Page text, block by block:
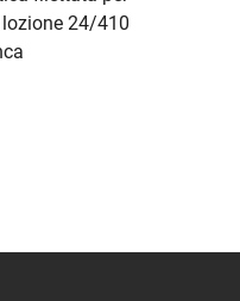
24/410